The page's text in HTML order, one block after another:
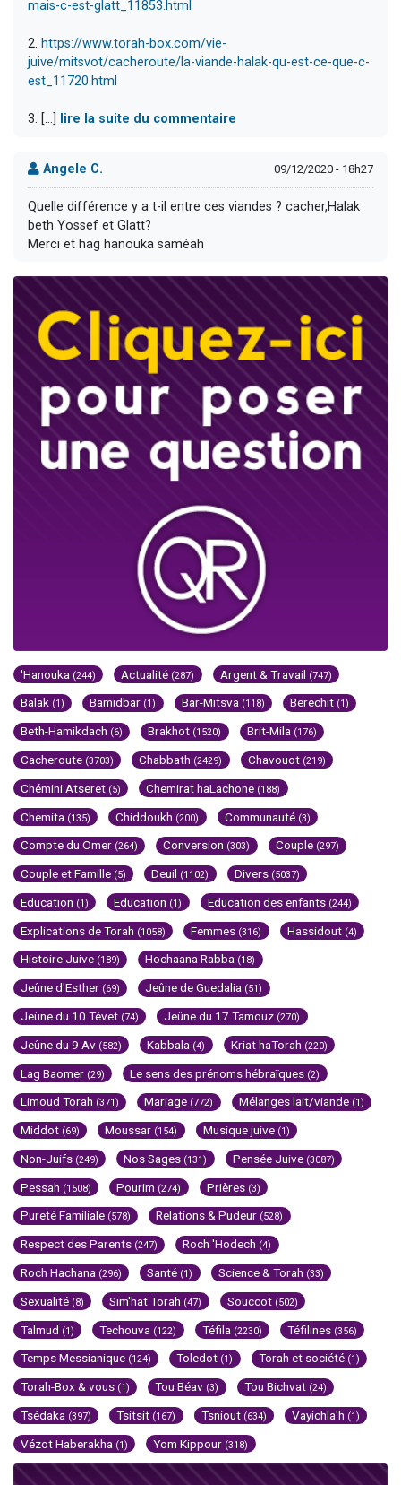
mais-c-est-glatt_11853.html
2. https://www.torah-box.com/vie-
juive/mitsvot/cacheroute/la-viande-halak-qu-est-ce-que-c-
est_11720.html
3. [...] lire la suite du commentaire
Angele C. 09/12/2020 - 18h27
Quelle différence y a t-il entre ces viandes ? cacher,Halak
beth Yossef et Glatt?
Merci et hag hanouka saméah
'Hanouka (244) Actualité (287) Argent & Travail (747)
Balak (1) Bamidbar (1) Bar-Mitsva (118) Berechit (1)
Beth-Hamikdach (6) Brakhot (1520) Brit-Mila (176)
Cacheroute (3703) Chabbath (2429) Chavouot (219)
Chémini Atseret (5) Chemirat haLachone (188)
Chemita (135) Chiddoukh (200) Communauté (3)
Compte du Omer (264) Conversion (303) Couple (297)
Couple et Famille (5) Deuil (1102) Divers (5037)
Education (1) Education (1) Education des enfants (244)
Explications de Torah (1058) Femmes (316) Hassidout (4)
Histoire Juive (189) Hochaana Rabba (18)
Jeûne d'Esther (69) Jeûne de Guedalia (51)
Jeûne du 10 Tévet (74) Jeûne du 17 Tamouz (270)
Jeûne du 9 Av (582) Kabbala (4) Kriat haTorah (220)
Lag Baomer (29) Le sens des prénoms hébraïques (2)
Limoud Torah (371) Mariage (772) Mélanges lait/viande (1)
Middot (69) Moussar (154) Musique juive (1)
Non-Juifs (249) Nos Sages (131) Pensée Juive (3087)
Pessah (1508) Pourim (274) Prières (3)
Pureté Familiale (578) Relations & Pudeur (528)
Respect des Parents (247) Roch 'Hodech (4)
Roch Hachana (296) Santé (1) Science & Torah (33)
Sexualité (8) Sim'hat Torah (47) Souccot (502)
Talmud (1) Techouva (122) Téfila (2230) Téfilines (356)
Temps Messianique (124) Toledot (1) Torah et société (1)
Torah-Box & vous (1) Tou Béav (3) Tou Bichvat (24)
Tsédaka (397) Tsitsit (167) Tsniout (634) Vayichla'h (1)
Vézot Haberakha (1) Yom Kippour (318)